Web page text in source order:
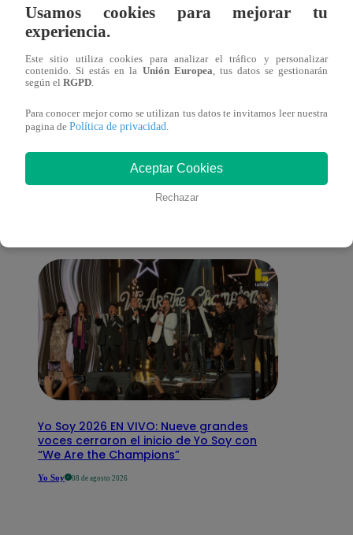
Latina estrenará el 28 de abril “Mi vida
eres tú”: una historia de cartas y amor que
lo cambiará todo
También te puede
interesar
Yo Soy 2026 EN VIVO: Nueve grandes
voces cerraron el inicio de Yo Soy con
“We Are the Champions”
Yo Soy 08 de agosto 2026
Usamos cookies para mejorar tu
experiencia.
Este sitio utiliza cookies para analizar el tráfico y personalizar
contenido. Si estás en la Unión Europea , tus datos se gestionarán
según el RGPD
Para conocer mejor como se utilizan tus datos te invitamos leer nuestra
pagina de Política de privacidad
Aceptar Cookies
Rechazar